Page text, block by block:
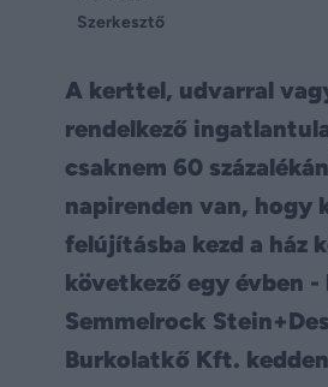
Szerkesztő
A kerttel, udvarral
rendelkező
csaknem 60
napirenden van, hogy
felújításba kezd a ház
következő egy évben -
Semmelrock
Burkolatkő Kft.